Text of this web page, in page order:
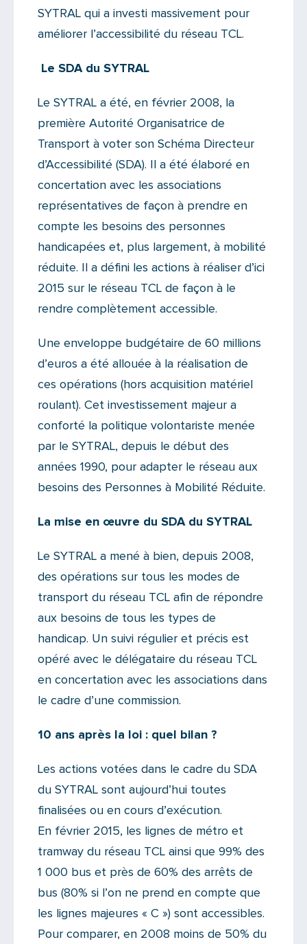
SYTRAL qui a investi massivement pour
améliorer l’accessibilité du réseau TCL.
Le SDA du SYTRAL
Le SYTRAL a été, en février 2008, la
première Autorité Organisatrice de
Transport à voter son Schéma Directeur
d’Accessibilité (SDA). Il a été élaboré en
concertation avec les associations
représentatives de façon à prendre en
compte les besoins des personnes
handicapées et, plus largement, à mobilité
réduite. Il a défini les actions à réaliser d’ici
2015 sur le réseau TCL de façon à le
rendre complètement accessible.
Une enveloppe budgétaire de 60 millions
d’euros a été allouée à la réalisation de
ces opérations (hors acquisition matériel
roulant). Cet investissement majeur a
conforté la politique volontariste menée
par le SYTRAL, depuis le début des
années 1990, pour adapter le réseau aux
besoins des Personnes à Mobilité Réduite.
La mise en œuvre du SDA du SYTRAL
Le SYTRAL a mené à bien, depuis 2008,
des opérations sur tous les modes de
transport du réseau TCL afin de répondre
aux besoins de tous les types de
handicap. Un suivi régulier et précis est
opéré avec le délégataire du réseau TCL
en concertation avec les associations dans
le cadre d’une commission.
10 ans après la loi : quel bilan ?
Les actions votées dans le cadre du SDA
du SYTRAL sont aujourd’hui toutes
finalisées ou en cours d’exécution.
En février 2015, les lignes de métro et
tramway du réseau TCL ainsi que 99% des
1 000 bus et près de 60% des arrêts de
bus (80% si l’on ne prend en compte que
les lignes majeures « C ») sont accessibles.
Pour comparer, en 2008 moins de 50% du